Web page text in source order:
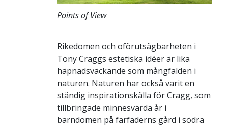
Points of View
Rikedomen och oförutsägbarheten i
Tony Craggs estetiska idéer är lika
häpnadsväckande som mångfalden i
naturen. Naturen har också varit en
ständig inspirationskälla för Cragg, som
tillbringade minnesvärda år i
barndomen på farfaderns gård i södra